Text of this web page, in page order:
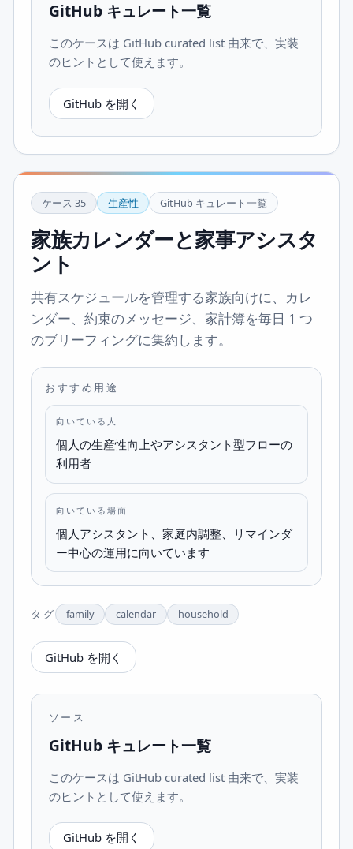
GitHub キュレート一覧
このケースは GitHub curated list 由来で、実装
のヒントとして使えます。
GitHub を開く
ケース 35 生産性 GitHub キュレート一覧
家族カレンダーと家事アシスタ
ント
共有スケジュールを管理する家族向けに、カレ
ンダー、約束のメッセージ、家計簿を毎日 1 つ
のブリーフィングに集約します。
おすすめ用途
向いている人
個人の生産性向上やアシスタント型フローの
利用者
向いている場面
個人アシスタント、家庭内調整、リマインダ
ー中心の運用に向いています
タグ family calendar household
GitHub を開く
ソース
GitHub キュレート一覧
このケースは GitHub curated list 由来で、実装
のヒントとして使えます。
GitHub を開く